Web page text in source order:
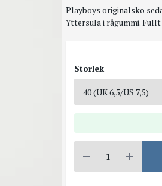
Playboys originalsko
Yttersula i rågummi.
Storlek